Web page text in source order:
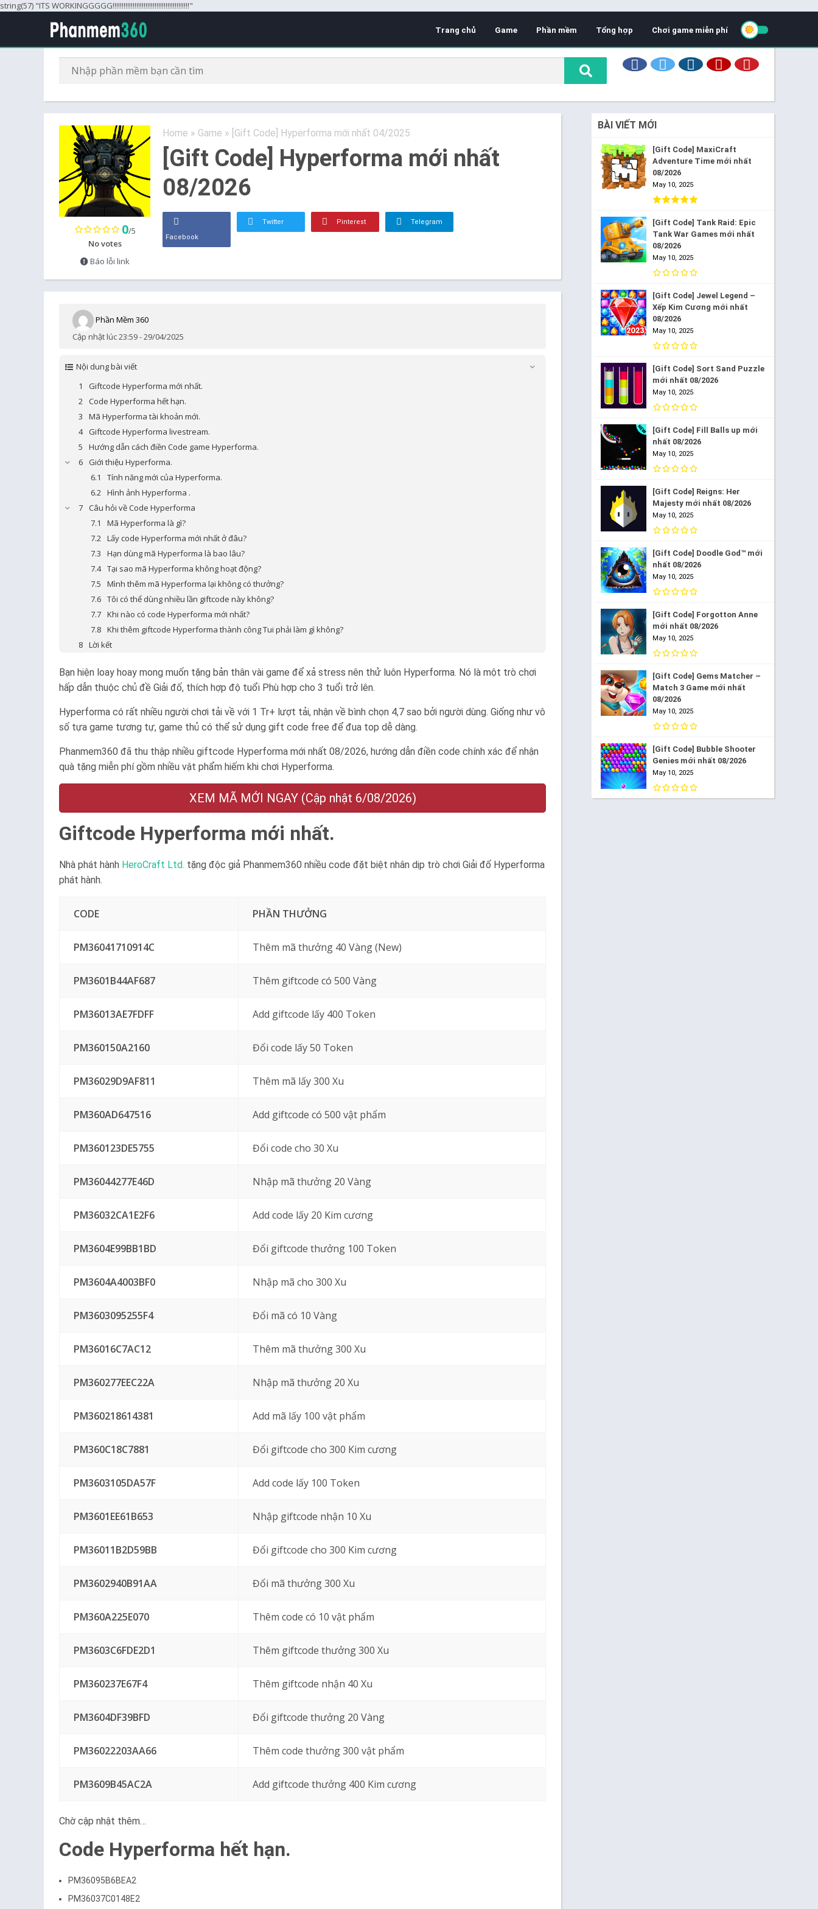
string(57) "ITS WORKINGGGGG!!!!!!!!!!!!!!!!!!!!!!!!!!!!!!!!!!!!!!!!!!"
Trang chủ Game Phần mềm Tổng hợp Chơi game miễn phí
Home » Game » [Gift Code] Hyperforma mới nhất 04/2025
[Gift Code] Hyperforma mới nhất
08/2026
0/5
No votes
Báo lỗi link
Facebook
Twitter Pinterest Telegram
Phần Mềm 360
Cập nhật lúc 23:59 - 29/04/2025
Nội dung bài viết
Giftcode Hyperforma mới nhất.
Code Hyperforma hết hạn.
Mã Hyperforma tài khoản mới.
Giftcode Hyperforma livestream.
Hướng dẫn cách điền Code game Hyperforma.
Giới thiệu Hyperforma.
Tính năng mới của Hyperforma.
Hình ảnh Hyperforma .
Câu hỏi về Code Hyperforma
Mã Hyperforma là gì?
Lấy code Hyperforma mới nhất ở đâu?
Hạn dùng mã Hyperforma là bao lâu?
Tại sao mã Hyperforma không hoạt động?
Mình thêm mã Hyperforma lại không có thưởng?
Tôi có thể dùng nhiều lần giftcode này không?
Khi nào có code Hyperforma mới nhất?
Khi thêm giftcode Hyperforma thành công Tui phải làm gì không?
Lời kết
Bạn hiện loay hoay mong muốn tặng bản thân vài game để xả stress nên thử luôn Hyperforma. Nó là một trò chơi
hấp dẫn thuộc chủ đề Giải đố, thích hợp độ tuổi Phù hợp cho 3 tuổi trở lên.
Hyperforma có rất nhiều người chơi tải về với 1 Tr+ lượt tải, nhận về bình chọn 4,7 sao bởi người dùng. Giống như vô
số tựa game tương tự, game thủ có thể sử dụng gift code free để đua top dễ dàng.
Phanmem360 đã thu thập nhiều giftcode Hyperforma mới nhất 08/2026, hướng dẫn điền code chính xác để nhận
quà tặng miễn phí gồm nhiều vật phẩm hiếm khi chơi Hyperforma.
XEM MÃ MỚI NGAY (Cập nhật 6/08/2026)
Giftcode Hyperforma mới nhất.
Nhà phát hành HeroCraft Ltd. tặng độc giả Phanmem360 nhiều code đặt biệt nhân dịp trò chơi Giải đố Hyperforma
phát hành.
CODE PHẦN THƯỞNG
PM36041710914C Thêm mã thưởng 40 Vàng (New)
PM3601B44AF687 Thêm giftcode có 500 Vàng
PM36013AE7FDFF Add giftcode lấy 400 Token
PM360150A2160 Đổi code lấy 50 Token
PM36029D9AF811 Thêm mã lấy 300 Xu
PM360AD647516 Add giftcode có 500 vật phẩm
PM360123DE5755 Đổi code cho 30 Xu
PM36044277E46D Nhập mã thưởng 20 Vàng
PM36032CA1E2F6 Add code lấy 20 Kim cương
PM3604E99BB1BD Đổi giftcode thưởng 100 Token
PM3604A4003BF0 Nhập mã cho 300 Xu
PM3603095255F4 Đổi mã có 10 Vàng
PM36016C7AC12 Thêm mã thưởng 300 Xu
PM360277EEC22A Nhập mã thưởng 20 Xu
PM360218614381 Add mã lấy 100 vật phẩm
PM360C18C7881 Đổi giftcode cho 300 Kim cương
PM3603105DA57F Add code lấy 100 Token
PM3601EE61B653 Nhập giftcode nhận 10 Xu
PM36011B2D59BB Đổi giftcode cho 300 Kim cương
PM3602940B91AA Đổi mã thưởng 300 Xu
PM360A225E070 Thêm code có 10 vật phẩm
PM3603C6FDE2D1 Thêm giftcode thưởng 300 Xu
PM360237E67F4 Thêm giftcode nhận 40 Xu
PM3604DF39BFD Đổi giftcode thưởng 20 Vàng
PM36022203AA66 Thêm code thưởng 300 vật phẩm
PM3609B45AC2A Add giftcode thưởng 400 Kim cương
Chờ cập nhật thêm…
Code Hyperforma hết hạn.
PM36095B6BEA2
PM36037C0148E2
BÀI VIẾT MỚI
[Gift Code] MaxiCraft
Adventure Time mới nhất
08/2026
May 10, 2025
[Gift Code] Tank Raid: Epic
Tank War Games mới nhất
08/2026
May 10, 2025
[Gift Code] Jewel Legend –
Xếp Kim Cương mới nhất
08/2026
May 10, 2025
[Gift Code] Sort Sand Puzzle
mới nhất 08/2026
May 10, 2025
[Gift Code] Fill Balls up mới
nhất 08/2026
May 10, 2025
[Gift Code] Reigns: Her
Majesty mới nhất 08/2026
May 10, 2025
[Gift Code] Doodle God™ mới
nhất 08/2026
May 10, 2025
[Gift Code] Forgotton Anne
mới nhất 08/2026
May 10, 2025
[Gift Code] Gems Matcher –
Match 3 Game mới nhất
08/2026
May 10, 2025
[Gift Code] Bubble Shooter
Genies mới nhất 08/2026
May 10, 2025